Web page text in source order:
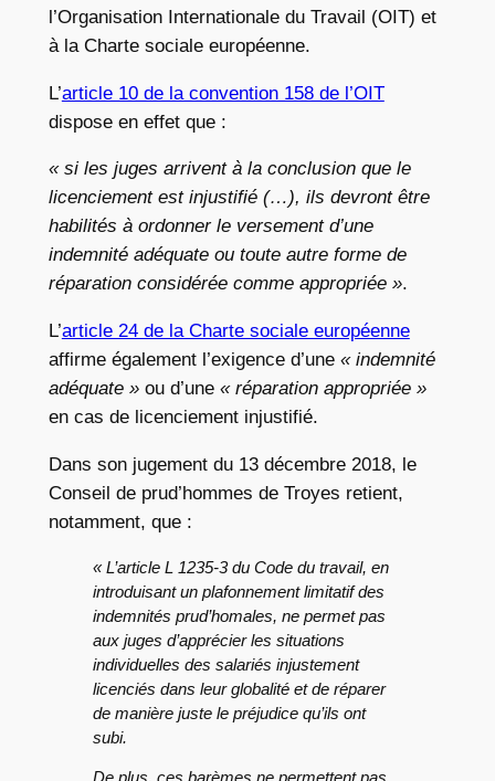
l’Organisation Internationale du Travail (OIT) et
à la Charte sociale européenne.
L’article 10 de la convention 158 de l’OIT
dispose en effet que :
« si les juges arrivent à la conclusion que le
licenciement est injustifié (…), ils devront être
habilités à ordonner le versement d’une
indemnité adéquate ou toute autre forme de
réparation considérée comme appropriée ».
L’article 24 de la Charte sociale européenne
affirme également l’exigence d’une « indemnité
adéquate »ou d’une « réparation appropriée »
en cas de licenciement injustifié.
Dans son jugement du 13 décembre 2018, le
Conseil de prud’hommes de Troyes retient,
notamment, que :
« L’article L 1235-3 du Code du travail, en
introduisant un plafonnement limitatif des
indemnités prud’homales, ne permet pas
aux juges d’apprécier les situations
individuelles des salariés injustement
licenciés dans leur globalité et de réparer
de manière juste le préjudice qu’ils ont
subi.